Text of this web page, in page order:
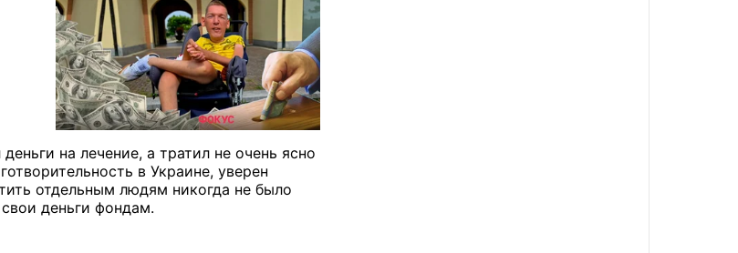
на лечение, а тратил не очень ясно
в Украине, уверен
отдельным людям никогда не было
деньги фондам.